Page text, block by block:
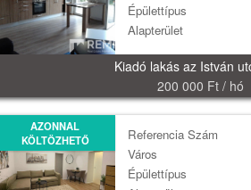
Kiadó lakás az István
200 000 Ft / hó
Épülettípus
Alapterület
AZONNAL
KÖLTÖZHETŐ
Referencia Szám
Város
Épülettípus